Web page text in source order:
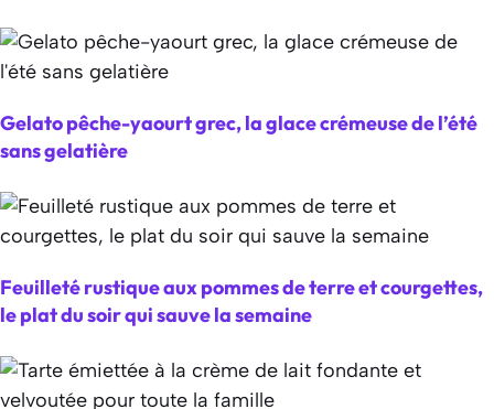
Gelato pêche-yaourt grec, la glace crémeuse de l’été
sans gelatière
Feuilleté rustique aux pommes de terre et courgettes,
le plat du soir qui sauve la semaine